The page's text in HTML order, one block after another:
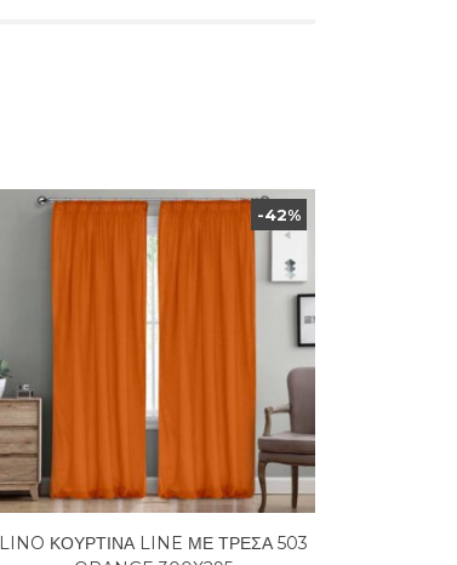
-42%
LINO ΚΟΥΡΤΙΝΑ LINE ΜΕ ΤΡΕΣΑ 503